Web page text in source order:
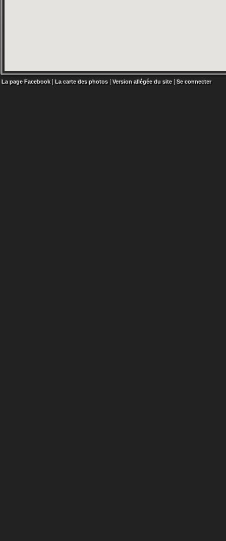
La page Facebook| La carte des photos |Version allégée du site| Se connecter